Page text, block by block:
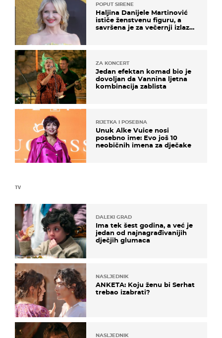
TV
DALEKI GRAD
Ima tek šest godina, a već je
jedan od najnagrađivanijih
dječjih glumaca
NASLJEDNIK
ANKETA: Koju ženu bi Serhat
trebao izabrati?
NASLJEDNIK
POPUT SIRENE
Haljina Danijele Martinović
ističe ženstvenu figuru, a
savršena je za večernji izlazak
ZA KONCERT
Jedan efektan komad bio je
dovoljan da Vannina ljetna
kombinacija zablista
RIJETKA I POSEBNA
Unuk Alke Vuice nosi
posebno ime: Evo još 10
neobičnih imena za dječake